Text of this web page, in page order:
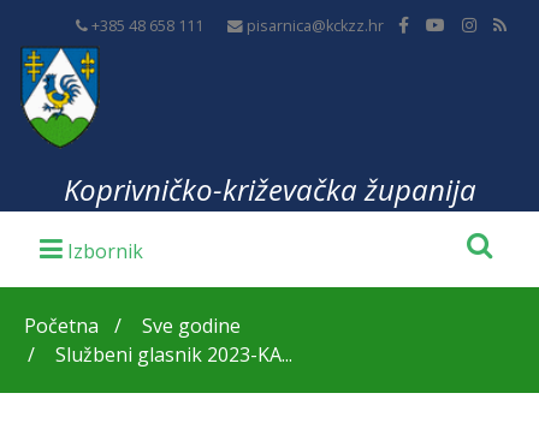
+385 48 658 111 pisarnica@kckzz.hr
Koprivničko-križevačka županija
Početna
Sve godine
Službeni glasnik 2023-KA...